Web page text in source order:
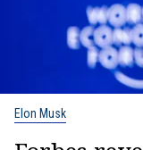
Elon Musk